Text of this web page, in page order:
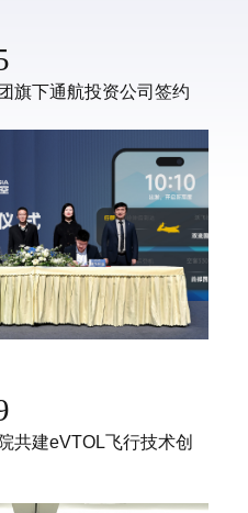
旗下通航投资公司签约
共建eVTOL飞行技术创